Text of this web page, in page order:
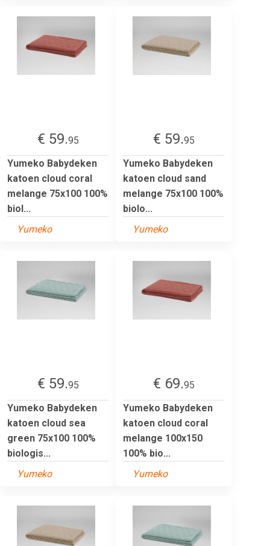
€ 59.95
Yumeko Babydeken
katoen cloud coral
melange 75x100 100%
biol...
Yumeko
€ 59.95
Yumeko Babydeken
katoen cloud sand
melange 75x100 100%
biolo...
Yumeko
€ 59.95
Yumeko Babydeken
katoen cloud sea
green 75x100 100%
biologis...
Yumeko
€ 69.95
Yumeko Babydeken
katoen cloud coral
melange 100x150
100% bio...
Yumeko